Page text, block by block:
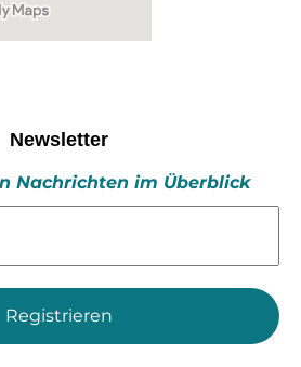
Newsletter
Nachrichten im Überblick